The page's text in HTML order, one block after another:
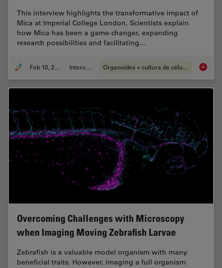
This interview highlights the transformative impact of
Mica at Imperial College London. Scientists explain
how Mica has been a game-changer, expanding
research possibilities and facilitating…
Feb 10, 2025 Interview Organoides + cultura de células 3D Mica: A
Overcoming Challenges with Microscopy
when Imaging Moving Zebrafish Larvae
Zebrafish is a valuable model organism with many
beneficial traits. However, imaging a full organism